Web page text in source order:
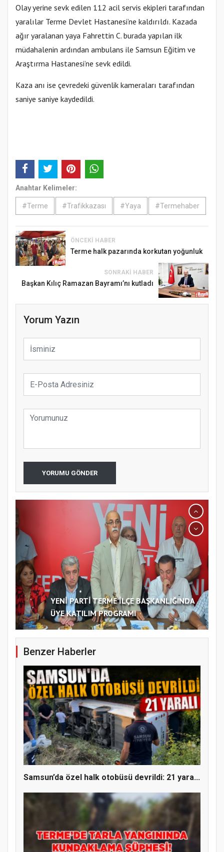
Olay yerine sevk edilen 112 acil servis ekipleri tarafından
yaralılar Terme Devlet Hastanesi’ne kaldırıldı. Kazada
ağır yaralanan yaya Fahrettin C. burada yapılan ilk
müdahalenin ardından ambulans ile Samsun Eğitim ve
Araştırma Hastanesi’ne sevk edildi.
Kaza anı ise çevredeki güvenlik kameraları tarafından
saniye saniye kaydedildi.
Anahtar Kelimeler:
#Terme #Trafikkazası #Yaya #Termehaber
ÖNCEKI HABER
Terme halk pazarında korkutan yoğunluk
SONRAKI HABER
Başkan Kılıç Ramazan Bayramı’nı kutladı
Yorum Yazın
YORUMU GÖNDER
YENİ PARTİ TERME İLÇE BAŞKANLIĞINDA
ÜYE KATILIM PROGRAMI
Benzer Haberler
Samsun’da özel halk otobüsü devrildi: 21 yara...